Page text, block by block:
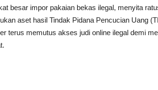
besar impor pakaian bekas ilegal, menyita
aset hasil Tindak Pidana Pencucian Uang
terus memutus akses judi online ilegal demi